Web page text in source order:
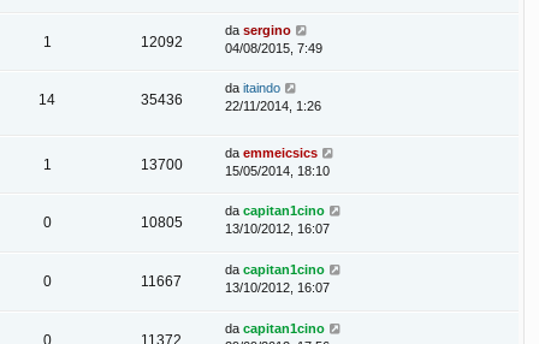
1 12092
da sergino
04/08/2015, 7:49
14 35436
da itaindo
22/11/2014, 1:26
1 13700
da emmeicsics
15/05/2014, 18:10
0 10805
da capitan1cino
13/10/2012, 16:07
0 11667
da capitan1cino
13/10/2012, 16:07
da capitan1cino